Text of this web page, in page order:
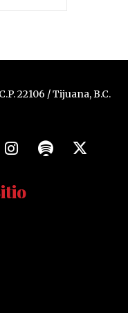
22106 / Tijuana, B.C.